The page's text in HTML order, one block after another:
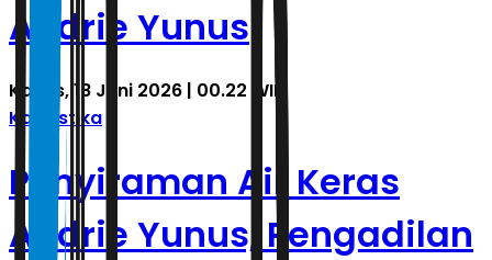
Andrie Yunus
Kamis, 18 Juni 2026 | 00.22 WIB
Kasuistika
Penyiraman Air Keras
Andrie Yunus, Pengadilan